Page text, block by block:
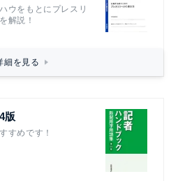
ウをもとにプレスリ
解説！
細を見る
版
すめです！